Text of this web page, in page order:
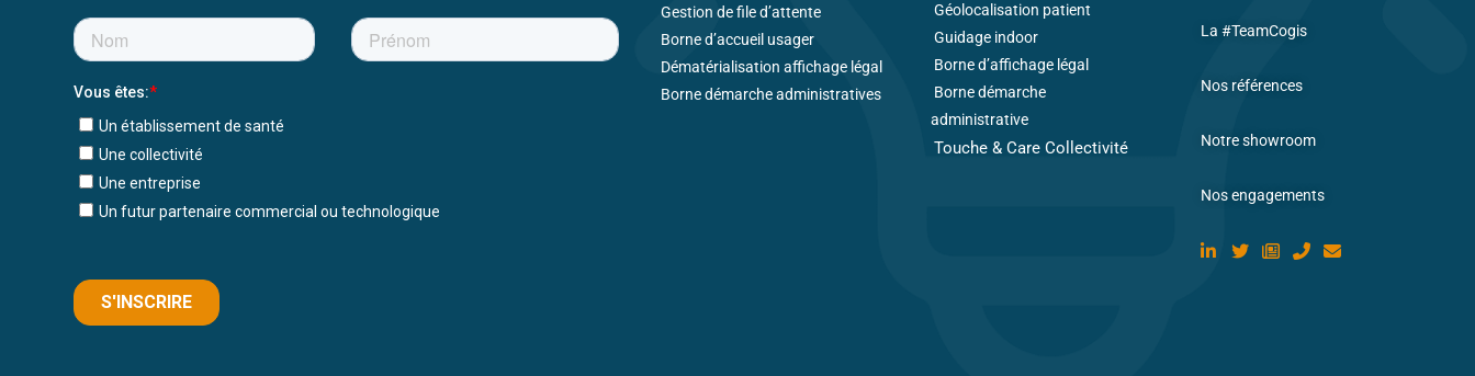
Gestion de file d’attente
Borne d’accueil usager
Dématérialisation affichage légal
Borne démarche administratives
Géolocalisation patient
Guidage indoor
Borne d’affichage légal
Borne démarche
administrative
Touche & Care Collectivité
La #TeamCogis
Nos références
Notre showroom
Nos engagements